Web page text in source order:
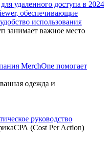
удаленного доступа в 2024
обеспечивающие
использования
занимает важное место
MerchOne помогает
одежда и
руководство
(Cost Per Action)